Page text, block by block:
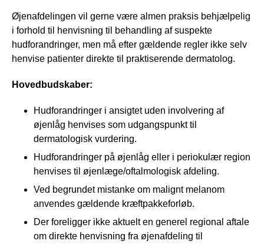
Øjenafdelingen vil gerne være almen praksis behjælpelig
i forhold til henvisning til behandling af suspekte
hudforandringer, men må efter gældende regler ikke selv
henvise patienter direkte til praktiserende dermatolog.
Hovedbudskaber:
Hudforandringer i ansigtet uden involvering af
øjenlåg henvises som udgangspunkt til
dermatologisk vurdering.
Hudforandringer på øjenlåg eller i periokulær region
henvises til øjenlæge/oftalmologisk afdeling.
Ved begrundet mistanke om malignt melanom
anvendes gældende kræftpakkeforløb.
Der foreligger ikke aktuelt en generel regional aftale
om direkte henvisning fra øjenafdeling til